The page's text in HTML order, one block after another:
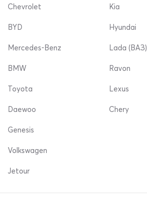
Chevrolet
BYD
Mercedes-Benz
Kia
Hyundai
Lada (ВАЗ)
BMW
Toyota
Daewoo
Ravon
Lexus
Chery
Genesis
Volkswagen
Jetour